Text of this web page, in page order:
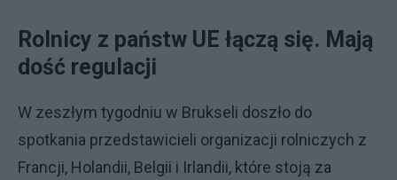
Rolnicy z państw UE łączą się. Mają
dość regulacji
W zeszłym tygodniu w Brukseli doszło do
spotkania przedstawicieli organizacji rolniczych z
Francji, Holandii, Belgii i Irlandii, które stoją za